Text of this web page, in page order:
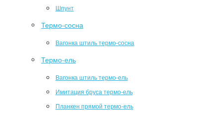
Шпунт
Термо-сосна
Вагонка штиль термо-сосна
Термо-ель
Вагонка штиль термо-ель
Имитация бруса термо-ель
Планкен прямой термо-ель